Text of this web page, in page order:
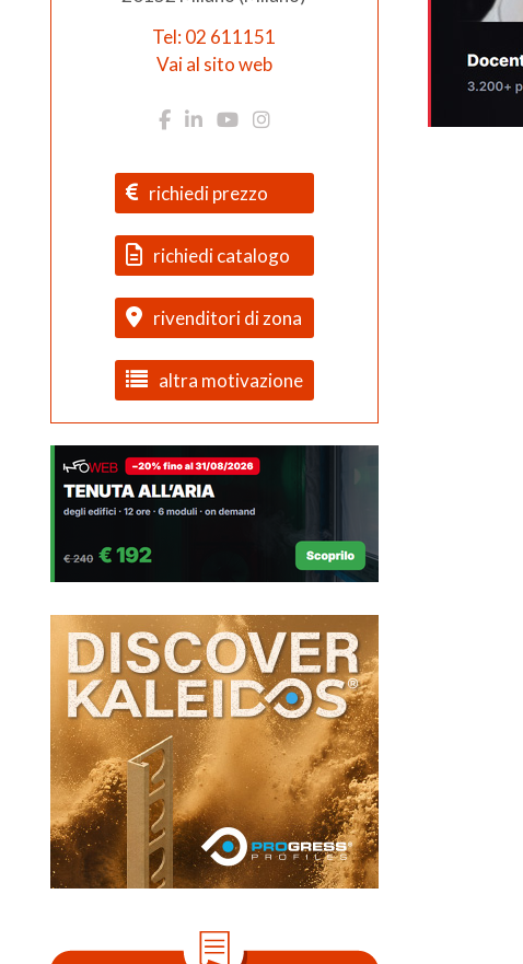
Tel: 02 611151
Vai al sito web
richiedi prezzo
richiedi catalogo
rivenditori di zona
altra motivazione